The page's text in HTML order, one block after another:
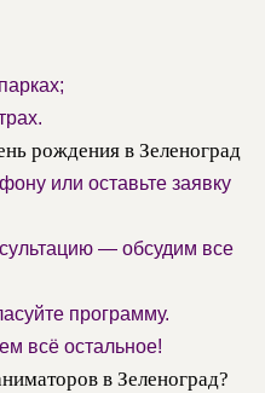
рождения в Зеленоград
или оставьте заявку
— обсудим все
программу.
всё остальное!
в Зеленоград?